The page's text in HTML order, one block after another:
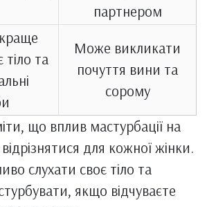
партнером
тіло та
Може викликати
почуття вини та
сорому
що вплив мастурбації на
для кожної жінки.
слухати своє тіло та
якщо відчуваєте